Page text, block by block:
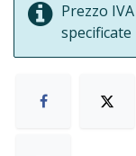
Prezzo